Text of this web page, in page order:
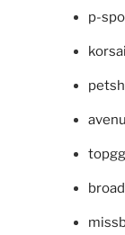
p-